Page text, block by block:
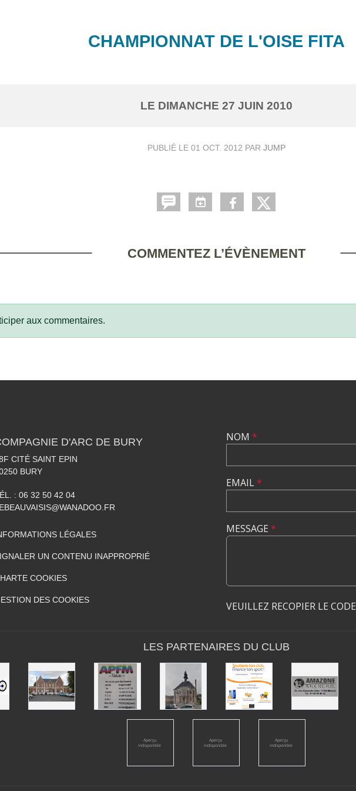
CHAMPIONNAT DE L'OISE FITA
LE DIMANCHE 27 JUIN 2010
PUBLIÉ LE 01 OCT. 2012 PAR JUMP
COMMENTEZ L’ÉVÈNEMENT
aux commentaires.
D'ARC DE BURY
CITÉ SAINT EPIN
BURY
: 06 32 50 42 04
LÉGALES
UN CONTENU INAPPROPRIÉ
COOKIES
DES COOKIES
NOM *
EMAIL*
MESSAGE *
VEUILLEZ RECOPIER LE CODE
LES PARTENAIRES DU CLUB